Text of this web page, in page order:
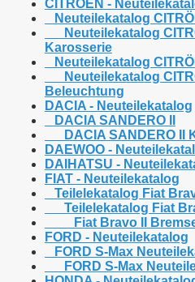
CITROËN -
Neuteilekatalog
Neuteilekatalog
Karosserie
Neuteilekatalog
Neuteilekatalog
Beleuchtung
DACIA - Neuteilekatalog
DACIA SANDERO II
DACIA SANDERO II
DAEWOO -
DAIHATSU -
FIAT - Neuteilekatalog
Teilelekatalog Fiat
Teilelekatalog Fiat
Fiat Bravo II
FORD - Neuteilekatalog
FORD S-Max
FORD S-Max